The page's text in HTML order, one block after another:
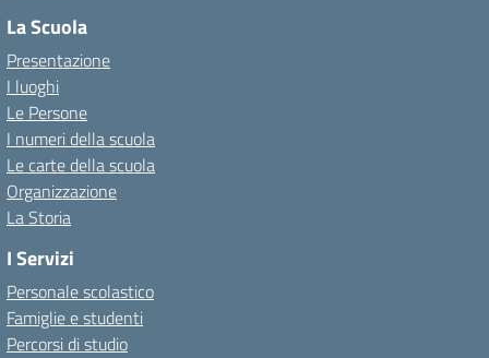
La Scuola
Presentazione
I luoghi
Le Persone
I numeri della scuola
Le carte della scuola
Organizzazione
La Storia
I Servizi
Personale scolastico
Famiglie e studenti
Percorsi di studio